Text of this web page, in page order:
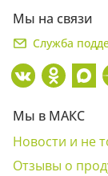
Мы на связи
Служба
Мы в МАКС
Новости и не
Отзывы о